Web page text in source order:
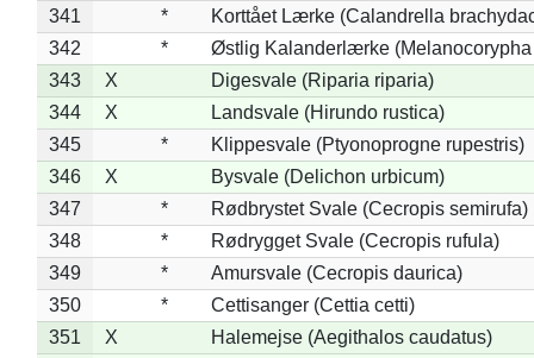
341
*
Korttået Lærke (Calandrella
342
*
Østlig Kalanderlærke (Melanocorypha
343
X
Digesvale (Riparia riparia)
344
X
Landsvale (Hirundo rustica)
345
*
Klippesvale (Ptyonoprogne rupestris)
346
X
Bysvale (Delichon urbicum)
347
*
Rødbrystet Svale (Cecropis semirufa)
348
*
Rødrygget Svale (Cecropis rufula)
349
*
Amursvale (Cecropis daurica)
350
*
Cettisanger (Cettia cetti)
351
X
Halemejse (Aegithalos caudatus)